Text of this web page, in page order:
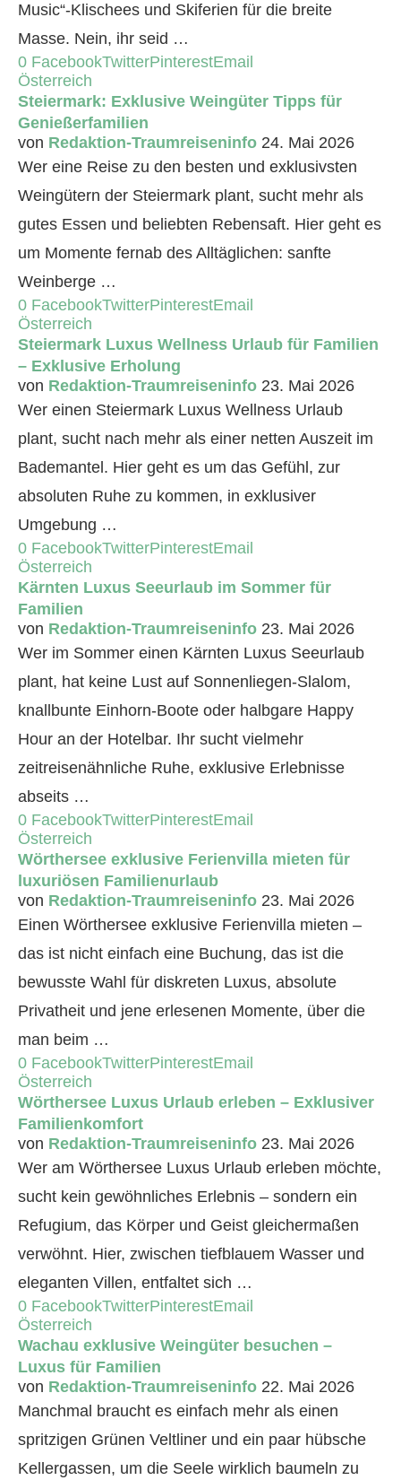
Music“-Klischees und Skiferien für die breite
Masse. Nein, ihr seid …
0 FacebookTwitterPinterestEmail
Österreich
Steiermark: Exklusive Weingüter Tipps für
Genießerfamilien
von Redaktion-Traumreiseninfo 24. Mai 2026
Wer eine Reise zu den besten und exklusivsten
Weingütern der Steiermark plant, sucht mehr als
gutes Essen und beliebten Rebensaft. Hier geht es
um Momente fernab des Alltäglichen: sanfte
Weinberge …
0 FacebookTwitterPinterestEmail
Österreich
Steiermark Luxus Wellness Urlaub für Familien
– Exklusive Erholung
von Redaktion-Traumreiseninfo 23. Mai 2026
Wer einen Steiermark Luxus Wellness Urlaub
plant, sucht nach mehr als einer netten Auszeit im
Bademantel. Hier geht es um das Gefühl, zur
absoluten Ruhe zu kommen, in exklusiver
Umgebung …
0 FacebookTwitterPinterestEmail
Österreich
Kärnten Luxus Seeurlaub im Sommer für
Familien
von Redaktion-Traumreiseninfo 23. Mai 2026
Wer im Sommer einen Kärnten Luxus Seeurlaub
plant, hat keine Lust auf Sonnenliegen-Slalom,
knallbunte Einhorn-Boote oder halbgare Happy
Hour an der Hotelbar. Ihr sucht vielmehr
zeitreisenähnliche Ruhe, exklusive Erlebnisse
abseits …
0 FacebookTwitterPinterestEmail
Österreich
Wörthersee exklusive Ferienvilla mieten für
luxuriösen Familienurlaub
von Redaktion-Traumreiseninfo 23. Mai 2026
Einen Wörthersee exklusive Ferienvilla mieten –
das ist nicht einfach eine Buchung, das ist die
bewusste Wahl für diskreten Luxus, absolute
Privatheit und jene erlesenen Momente, über die
man beim …
0 FacebookTwitterPinterestEmail
Österreich
Wörthersee Luxus Urlaub erleben – Exklusiver
Familienkomfort
von Redaktion-Traumreiseninfo 23. Mai 2026
Wer am Wörthersee Luxus Urlaub erleben möchte,
sucht kein gewöhnliches Erlebnis – sondern ein
Refugium, das Körper und Geist gleichermaßen
verwöhnt. Hier, zwischen tiefblauem Wasser und
eleganten Villen, entfaltet sich …
0 FacebookTwitterPinterestEmail
Österreich
Wachau exklusive Weingüter besuchen –
Luxus für Familien
von Redaktion-Traumreiseninfo 22. Mai 2026
Manchmal braucht es einfach mehr als einen
spritzigen Grünen Veltliner und ein paar hübsche
Kellergassen, um die Seele wirklich baumeln zu